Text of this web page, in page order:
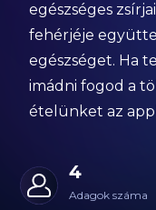
egészséges
fehérjéje
egészséget. Ha
imádni fogod a
ételünket az
4
Adagok száma